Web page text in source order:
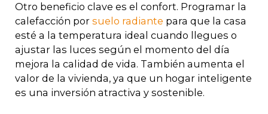
Otro beneficio clave es el confort. Programar la
calefacción por suelo radiante para que la casa
esté a la temperatura ideal cuando llegues o
ajustar las luces según el momento del día
mejora la calidad de vida. También aumenta el
valor de la vivienda, ya que un hogar inteligente
es una inversión atractiva y sostenible.